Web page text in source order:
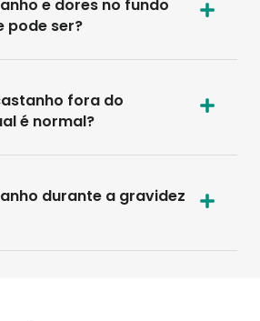
e dores no fundo
pode ser?
fora do
é normal?
durante a gravidez